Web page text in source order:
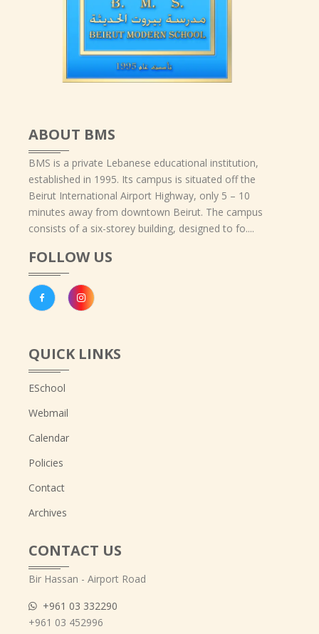
ABOUT BMS
BMS is a private Lebanese educational institution,
established in 1995. Its campus is situated off the
Beirut International Airport Highway, only 5 – 10
minutes away from downtown Beirut. The campus
consists of a six-storey building, designed to fo....
FOLLOW US
QUICK LINKS
ESchool
Webmail
Calendar
Policies
Contact
Archives
CONTACT US
Bir Hassan - Airport Road
+961 03 332290
+961 03 452996